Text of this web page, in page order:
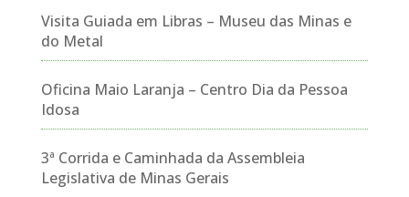
Visita Guiada em Libras – Museu das Minas e
do Metal
Oficina Maio Laranja – Centro Dia da Pessoa
Idosa
3ª Corrida e Caminhada da Assembleia
Legislativa de Minas Gerais